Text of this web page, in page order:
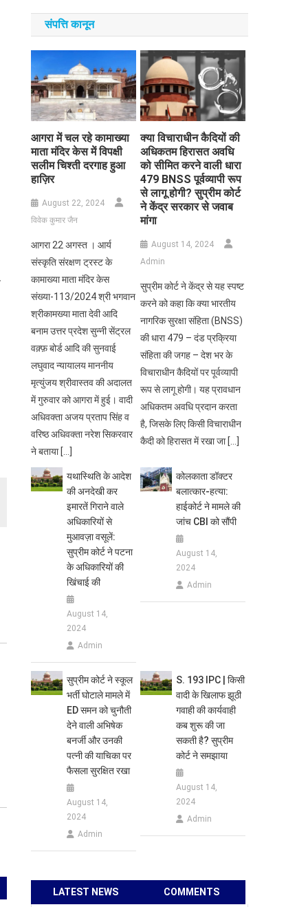
संपत्ति कानून
आगरा में चल रहे कामाख्या
माता मंदिर केस में विपक्षी
सलीम चिश्ती दरगाह हुआ
हाज़िर
August 22, 2024
विवेक कुमार जैन
आगरा 22 अगस्त । आर्य
संस्कृति संरक्षण ट्रस्ट के
कामाख्या माता मंदिर केस
संख्या-113/2024 श्री भगवान
श्रीकामख्या माता देवी आदि
बनाम उत्तर प्रदेश सुन्नी सेंट्रल
वक़्फ़ बोर्ड आदि की सुनवाई
लघुवाद न्यायालय माननीय
मृत्युंजय श्रीवास्तव की अदालत
में गुरुवार को आगरा में हुई। वादी
अधिवक्ता अजय प्रताप सिंह व
वरिष्ठ अधिवक्ता नरेश सिकरवार
ने बताया […]
क्या विचाराधीन कैदियों की
अधिकतम हिरासत अवधि
को सीमित करने वाली धारा
479 BNSS पूर्वव्यापी रूप
से लागू होगी? सुप्रीम कोर्ट
ने केंद्र सरकार से जवाब
मांगा
August 14, 2024
Admin
सुप्रीम कोर्ट ने केंद्र से यह स्पष्ट
करने को कहा कि क्या भारतीय
नागरिक सुरक्षा संहिता (BNSS)
की धारा 479 – दंड प्रक्रिया
संहिता की जगह – देश भर के
विचाराधीन कैदियों पर पूर्वव्यापी
रूप से लागू होगी। यह प्रावधान
अधिकतम अवधि प्रदान करता
है, जिसके लिए किसी विचाराधीन
कैदी को हिरासत में रखा जा […]
यथास्थिति के आदेश
की अनदेखी कर
इमारतें गिराने वाले
अधिकारियों से
मुआवज़ा वसूलें:
सुप्रीम कोर्ट ने पटना
के अधिकारियों की
खिंचाई की
August 14,
2024
Admin
कोलकाता डॉक्टर
बलात्कार-हत्या:
हाईकोर्ट ने मामले की
जांच CBI को सौंपी
August 14,
2024
Admin
सुप्रीम कोर्ट ने स्कूल
भर्ती घोटाले मामले में
ED समन को चुनौती
देने वाली अभिषेक
बनर्जी और उनकी
पत्नी की याचिका पर
फैसला सुरक्षित रखा
August 14,
2024
Admin
S. 193 IPC | किसी
वादी के खिलाफ झूठी
गवाही की कार्यवाही
कब शुरू की जा
सकती है? सुप्रीम
कोर्ट ने समझाया
August 14,
2024
Admin
LATEST NEWS COMMENTS